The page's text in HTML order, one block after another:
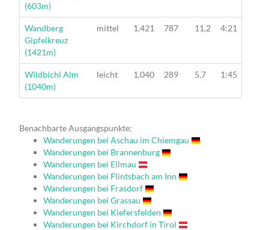
(603m)
Wanderung
Wandberg
Gipfelkreuz
(1421m)
mittel 1.421 787 11,2 4:21
Wanderung
Wildbichl Alm
(1040m)
leicht 1.040 289 5,7 1:45
Benachbarte Ausgangspunkte:
Wanderungen bei Aschau im Chiemgau
Wanderungen bei Brannenburg
Wanderungen bei Ellmau
Wanderungen bei Flintsbach am Inn
Wanderungen bei Frasdorf
Wanderungen bei Grassau
Wanderungen bei Kiefersfelden
Wanderungen bei Kirchdorf in Tirol